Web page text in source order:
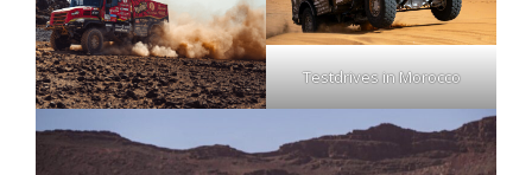
Testdrives in Morocco